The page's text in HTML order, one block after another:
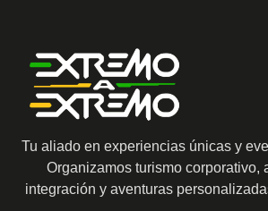
Tu aliado en experiencias únicas y
Organizamos turismo corporativo,
integración y aventuras